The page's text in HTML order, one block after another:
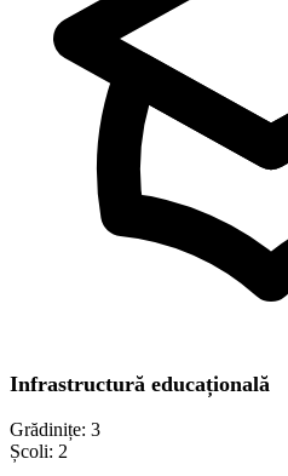
Infrastructură educațională
Grădinițe: 3
Școli: 2